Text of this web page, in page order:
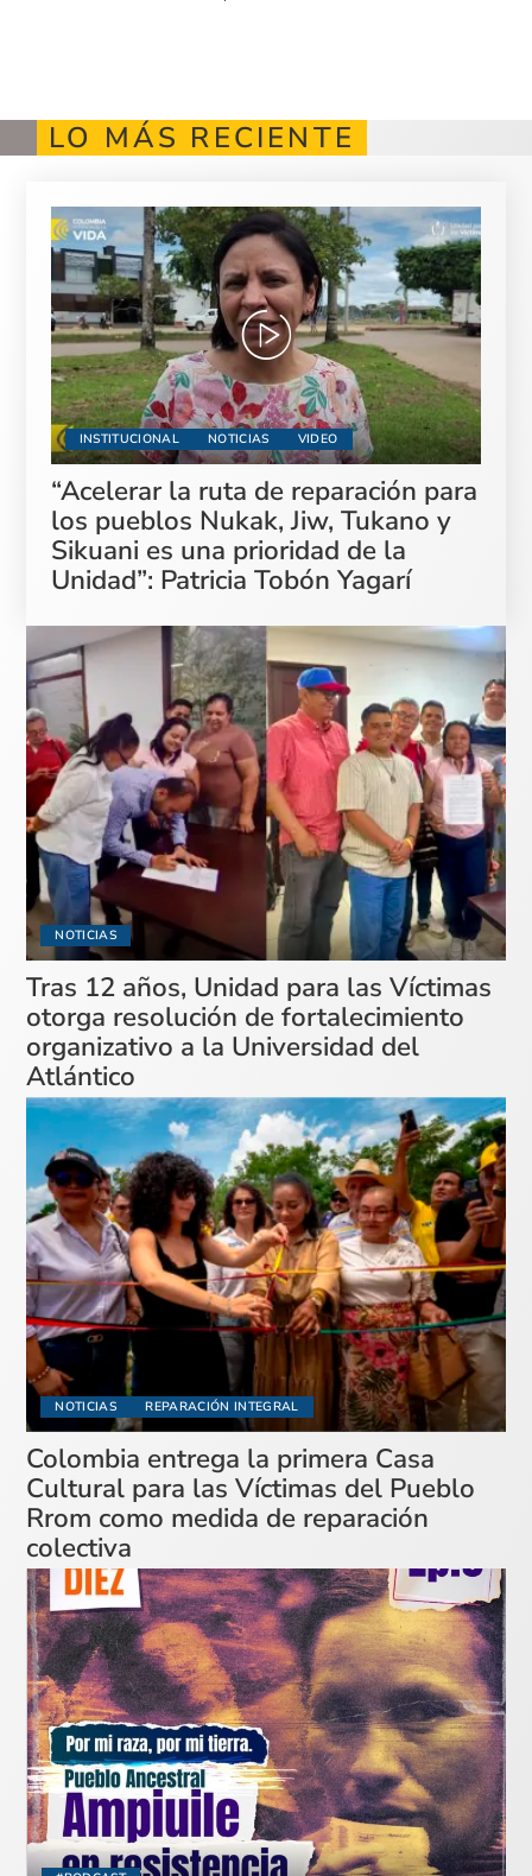
LO MÁS RECIENTE
INSTITUCIONAL NOTICIAS VIDEO
“Acelerar la ruta de reparación para
los pueblos Nukak, Jiw, Tukano y
Sikuani es una prioridad de la
Unidad”: Patricia Tobón Yagarí
NOTICIAS
Tras 12 años, Unidad para las Víctimas
otorga resolución de fortalecimiento
organizativo a la Universidad del
Atlántico
NOTICIAS REPARACIÓN INTEGRAL
Colombia entrega la primera Casa
Cultural para las Víctimas del Pueblo
Rrom como medida de reparación
colectiva